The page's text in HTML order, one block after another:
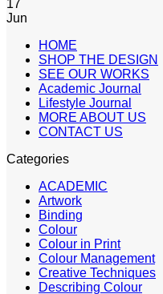
17
Jun
HOME
SHOP THE DESIGN
SEE OUR WORKS
Academic Journal
Lifestyle Journal
MORE ABOUT US
CONTACT US
Categories
ACADEMIC
Artwork
Binding
Colour
Colour in Print
Colour Management
Creative Techniques
Describing Colour